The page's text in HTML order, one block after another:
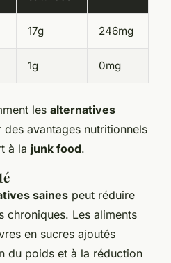
17g 246mg
1g 0mg
les alternatives
avantages nutritionnels
à la junk food.
saines peut réduire
chroniques. Les aliments
en sucres ajoutés
du poids et à la réduction